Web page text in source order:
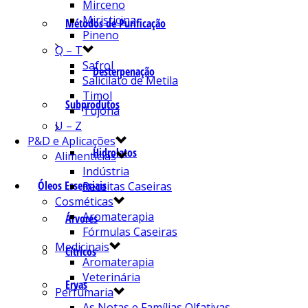
Métodos de Purificação
Desterpenação
Subprodutos
Hidrolatos
Óleos Essenciais
Árvores
Cítricos
Ervas
Mirceno
Miristicina
Pineno
Q – T
Safrol
Salicilato de Metila
Timol
Tujona
U – Z
P&D e Aplicações
Alimentícias
Indústria
Receitas Caseiras
Cosméticas
Aromaterapia
Fórmulas Caseiras
Medicinais
Aromaterapia
Veterinária
Perfumaria